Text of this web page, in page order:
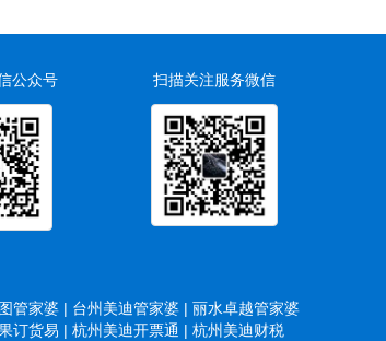
公众号 扫描关注服务微信
管家婆 | 台州美迪管家婆 | 丽水卓越管家婆
订货易 | 杭州美迪开票通 | 杭州美迪财税